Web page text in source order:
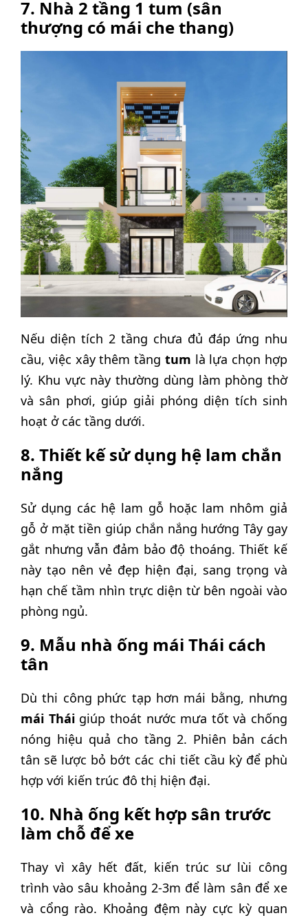
7. Nhà 2 tầng 1 tum (sân
thượng có mái che thang)
Nếu diện tích 2 tầng chưa đủ đáp ứng nhu
cầu, việc xây thêm tầng tum là lựa chọn hợp
lý. Khu vực này thường dùng làm phòng thờ
và sân phơi, giúp giải phóng diện tích sinh
hoạt ở các tầng dưới.
8. Thiết kế sử dụng hệ lam chắn
nắng
Sử dụng các hệ lam gỗ hoặc lam nhôm giả
gỗ ở mặt tiền giúp chắn nắng hướng Tây gay
gắt nhưng vẫn đảm bảo độ thoáng. Thiết kế
này tạo nên vẻ đẹp hiện đại, sang trọng và
hạn chế tầm nhìn trực diện từ bên ngoài vào
phòng ngủ.
9. Mẫu nhà ống mái Thái cách
tân
Dù thi công phức tạp hơn mái bằng, nhưng
mái Tháigiúp thoát nước mưa tốt và chống
nóng hiệu quả cho tầng 2. Phiên bản cách
tân sẽ lược bỏ bớt các chi tiết cầu kỳ để phù
hợp với kiến trúc đô thị hiện đại.
10. Nhà ống kết hợp sân trước
làm chỗ để xe
Thay vì xây hết đất, kiến trúc sư lùi công
trình vào sâu khoảng 2-3m để làm sân để xe
và cổng rào. Khoảng đệm này cực kỳ quan